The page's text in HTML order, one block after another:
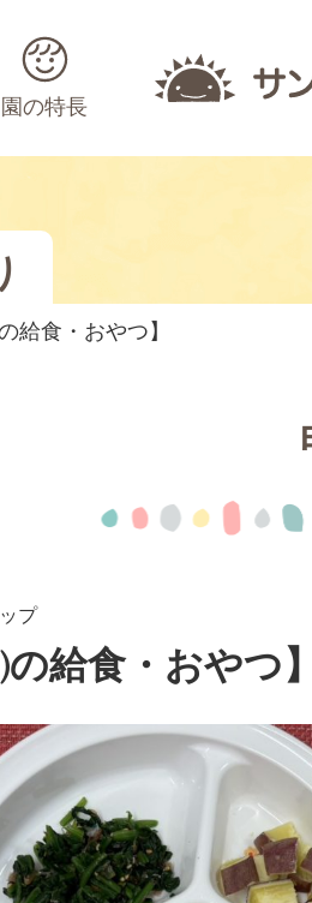
園の特長
給食・おやつ】
プ
の給食・おやつ】